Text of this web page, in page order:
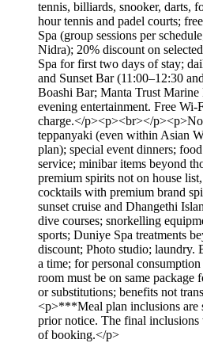
tennis, billiards, snooker, darts,
hour tennis and padel courts;
Spa (group sessions per
Nidra); 20% discount on
Spa for first two days of stay;
and Sunset Bar (11:00–12:30
Boashi Bar; Manta Trust Marine
evening entertainment. Free Wi-
charge.</p><p><br></
teppanyaki (even within Asian
plan); special event dinners;
service; minibar items beyond
premium spirits not on house
cocktails with premium brand
sunset cruise and Dhangethi
dive courses; snorkelling
sports; Duniye Spa treatments
discount; Photo studio; laundry.
a time; for personal
room must be on same package
or substitutions; benefits not
<p>***Meal plan inclusions are
prior notice. The final
of booking.</p>